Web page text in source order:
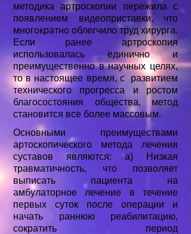
методика артроскопии пережила с
появлением видеоприставки, что
многократно облегчило труд хирурга.
Если ранее артроскопия
использовалась единично и
преимущественно в научных целях,
то в настоящее время, с развитием
технического прогресса и ростом
благосостояния общества, метод
становится все более массовым.
Основными преимуществами
артоскопического метода лечения
суставов являются: а) Низкая
травматичность, что позволяет
выписать пациента на
амбулаторное лечение в течение
первых суток после операции и
начать раннюю реабилитацию,
сократить период